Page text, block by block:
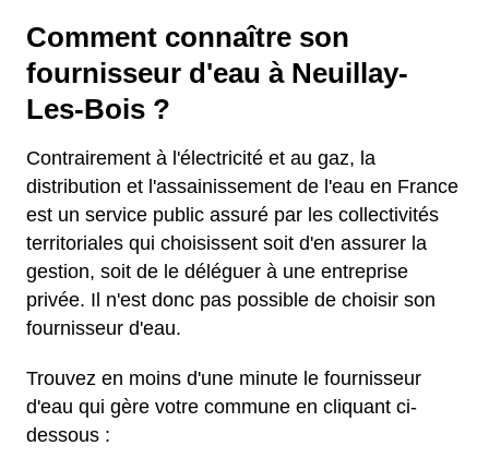
Comment connaître son
fournisseur d'eau à Neuillay-
Les-Bois ?
Contrairement à l'électricité et au gaz, la
distribution et l'assainissement de l'eau en France
est un service public assuré par les collectivités
territoriales qui choisissent soit d'en assurer la
gestion, soit de le déléguer à une entreprise
privée. Il n'est donc pas possible de choisir son
fournisseur d'eau.
Trouvez en moins d'une minute le fournisseur
d'eau qui gère votre commune en cliquant ci-
dessous :